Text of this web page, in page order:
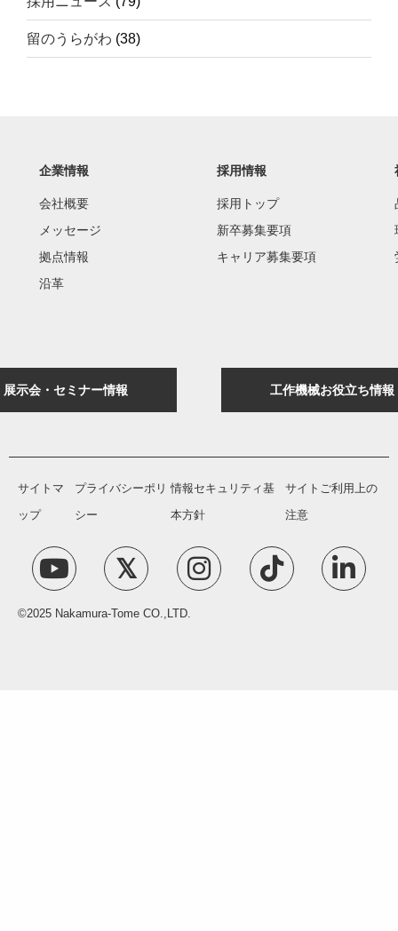
留のうらがわ (38)
企業情報
会社概要
メッセージ
拠点情報
沿革
採用情報
採用トップ
新卒募集要項
キャリア募集要項
展示会・セミナー情報 工作機械お役立ち情報
サイトマ
ップ
プライバシーポリ
シー
情報セキュリティ基
本方針
サイトご利用上の
注意
©2025 Nakamura-Tome CO.,LTD.